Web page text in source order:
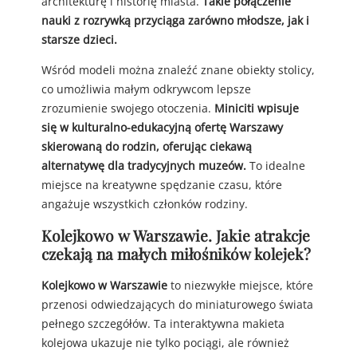
nauki z rozrywką przyciąga zarówno młodsze, jak i
starsze dzieci.
Wśród modeli można znaleźć znane obiekty stolicy,
co umożliwia małym odkrywcom lepsze
zrozumienie swojego otoczenia. Miniciti wpisuje
się w kulturalno-edukacyjną ofertę Warszawy
skierowaną do rodzin, oferując ciekawą
alternatywę dla tradycyjnych muzeów. To idealne
miejsce na kreatywne spędzanie czasu, które
angażuje wszystkich członków rodziny.
Kolejkowo w Warszawie. Jakie atrakcje
czekają na małych miłośników kolejek?
Kolejkowo w Warszawie to niezwykłe miejsce, które
przenosi odwiedzających do miniaturowego świata
pełnego szczegółów. Ta interaktywna makieta
kolejowa ukazuje nie tylko pociągi, ale również